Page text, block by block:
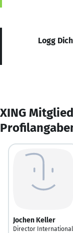
Logg
XING
Jochen Keller
Director International